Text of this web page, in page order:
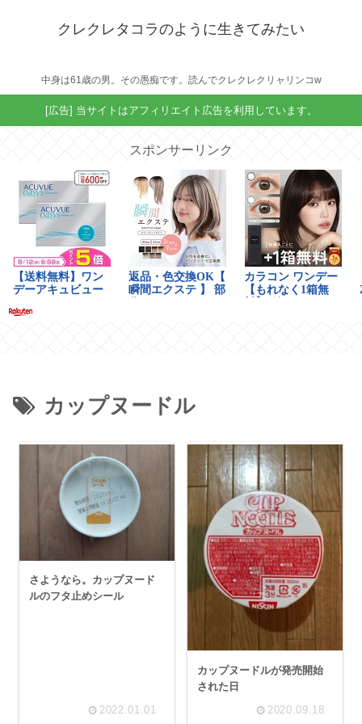
クレクレタコラのように生きてみたい
中身は61歳の男。その愚痴です。読んでクレクレクリャリンコw
[広告] 当サイトはアフィリエイト広告を利用しています。
スポンサーリンク
カップヌードル
さようなら。カップヌード
ルのフタ止めシール
2022.01.01
カップヌードルが発売開始
された日
2020.09.18